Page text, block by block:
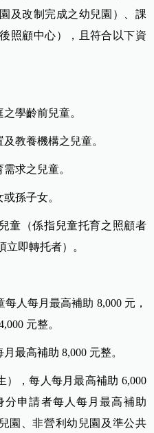
及改制完成之幼兒園）、課
照顧中心），且符合以下資
學齡前兒童。
教養機構之兒童。
求之兒童。
孫子女。
童（係指兒童托育之照顧者
即轉托者）。
人每月最高補助 8,000 元，
元整。
最高補助 8,000 元整。
），每人每月最高補助 6,000
申請者每人每月最高補助
園、非營利幼兒園及準公共